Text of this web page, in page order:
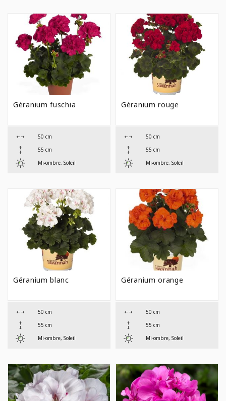
Géranium fuschia
50 cm
55 cm
Mi-ombre, Soleil
Géranium rouge
50 cm
55 cm
Mi-ombre, Soleil
Géranium blanc
50 cm
55 cm
Mi-ombre, Soleil
Géranium orange
50 cm
55 cm
Mi-ombre, Soleil